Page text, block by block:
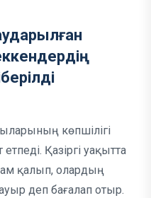
көпшілігі
Қазіргі уақытта
қалып, олардың
деп бағалап отыр.